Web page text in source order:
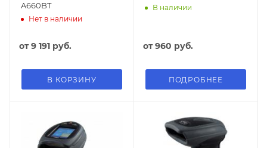
A660BT
Нет в наличии
от9 191 руб.
В КОРЗИНУ
В наличии
от960 руб.
ПОДРОБНЕЕ